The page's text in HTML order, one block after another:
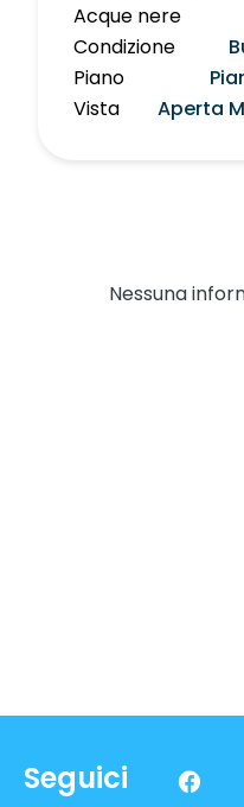
Acque nere
Condizione
Piano
Vista
Aperta
Nessuna
Seguici